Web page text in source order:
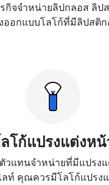
กิจจำหน่ายลิปกลอส ลิป
อกแบบโลโก้ที่มีลิปสติก
โก้แปรงแต่งหน้
แทนจำหน่ายที่มีแปรง
ลท์ คุณควรมีโลโก้แปรง